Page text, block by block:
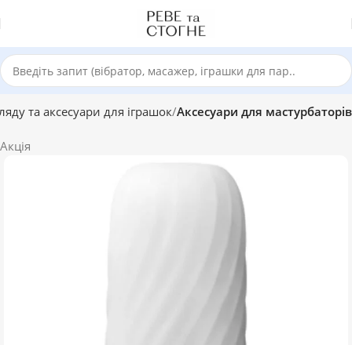
та аксесуари для іграшок Аксесуари для мастурбаторів
Акція